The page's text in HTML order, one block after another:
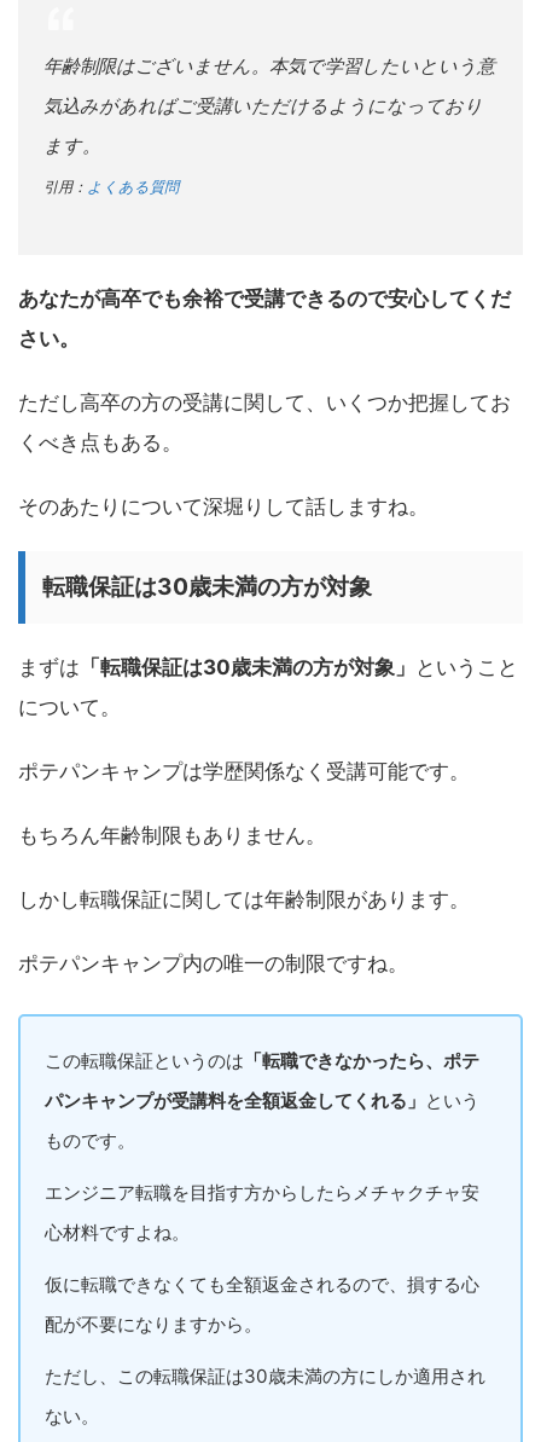
年齢制限はございません。本気で学習したいという意
気込みがあればご受講いただけるようになっており
ます。
引用： よくある質問
あなたが高卒でも余裕で受講できるので安心してくだ
さい。
ただし高卒の方の受講に関して、いくつか把握してお
くべき点もある。
そのあたりについて深堀りして話しますね。
転職保証は30歳未満の方が対象
まずは 「転職保証は30歳未満の方が対象」 ということ
について。
ポテパンキャンプは学歴関係なく受講可能です。
もちろん年齢制限もありません。
しかし転職保証に関しては年齢制限があります。
ポテパンキャンプ内の唯一の制限ですね。
この転職保証というのは 「転職できなかったら、ポテ
パンキャンプが受講料を全額返金してくれる」 という
ものです。
エンジニア転職を目指す方からしたらメチャクチャ安
心材料ですよね。
仮に転職できなくても全額返金されるので、損する心
配が不要になりますから。
ただし、この転職保証は30歳未満の方にしか適用され
ない。